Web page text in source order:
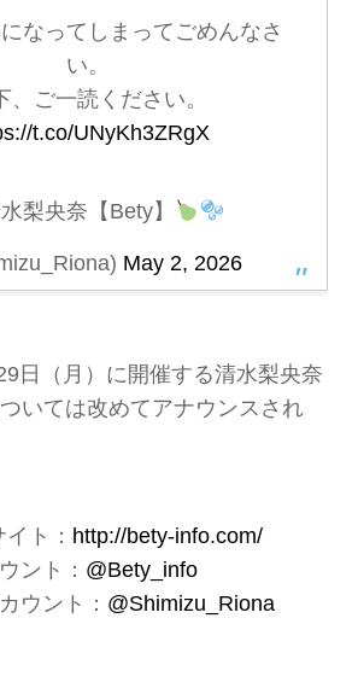
なってしまってごめんなさ
い。
、ご一読ください。
t.co/UNyKh3ZRgX
梨央奈【Bety】
May 2, 2026
日（月）に開催する清水梨央奈
いては改めてアナウンスされ
ト： http://bety-info.com/
ント： @Bety_info
ウント： @Shimizu_Riona